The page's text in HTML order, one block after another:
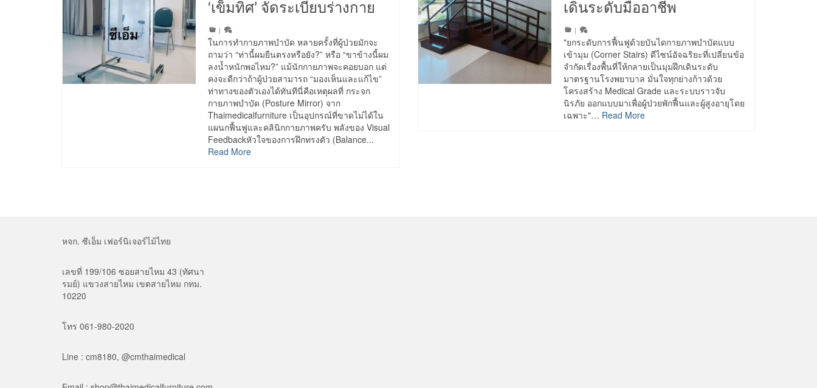
‘เข็มทิศ’ จัดระเบียบร่างกาย
|
ในการทำกายภาพบำบัด หลายครั้งที่ผู้ป่วยมักจะ
ถามว่า “ท่านี้ผมยืนตรงหรือยัง?” หรือ “ขาข้างนี้ผม
ลงน้ำหนักพอไหม?” แม้นักกายภาพจะคอยบอก แต่
คงจะดีกว่าถ้าผู้ป่วยสามารถ “มองเห็นและแก้ไข”
ท่าทางของตัวเองได้ทันทีนี่คือเหตุผลที่ กระจก
กายภาพบำบัด (Posture Mirror) จาก
Thaimedicalfurniture เป็นอุปกรณ์ที่ขาดไม่ได้ใน
แผนกฟื้นฟูและคลินิกกายภาพครับ พลังของ Visual
Feedbackหัวใจของการฝึกทรงตัว (Balance...
Read More
เดินระดับมืออาชีพ
|
"ยกระดับการฟื้นฟูด้วยบันไดกายภาพบำบัดแบบ
เข้ามุม (Corner Stairs) ดีไซน์อัจฉริยะที่เปลี่ยนข้อ
จำกัดเรื่องพื้นที่ให้กลายเป็นมุมฝึกเดินระดับ
มาตรฐานโรงพยาบาล มั่นใจทุกย่างก้าวด้วย
โครงสร้าง Medical Grade และระบบราวจับ
นิรภัย ออกแบบมาเพื่อผู้ป่วยพักฟื้นและผู้สูงอายุโดย
เฉพาะ"… Read More
หจก. ซีเอ็ม เฟอร์นิเจอร์ไม้ไทย
เลขที่ 199/106 ซอยสายไหม 43 (ทัศนา
รมย์) แขวงสายไหม เขตสายไหม กทม.
10220
โทร 061-980-2020
Line : cm8180, @cmthaimedical